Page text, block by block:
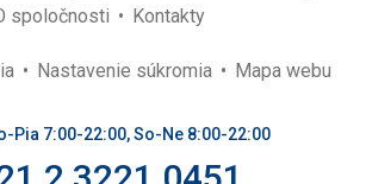
spoločnosti
Kontakty
Nastavenie súkromia Mapa webu
Pia 7:00-22:00, So-Ne 8:00-22:00